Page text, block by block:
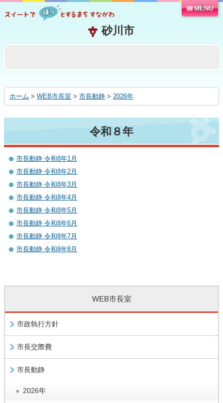
る
MENU
ホーム > WEB市長室 > 市長動静 > 2026年
令和８年
市長動静 令和8年1月
市長動静 令和8年2月
市長動静 令和8年3月
市長動静 令和8年4月
市長動静 令和8年5月
市長動静 令和8年6月
市長動静 令和8年7月
市長動静 令和8年8月
WEB市長室
市政執行方針
市長交際費
市長動静
2026年